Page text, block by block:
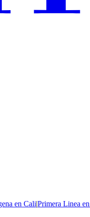
en Cali|Primera Linea